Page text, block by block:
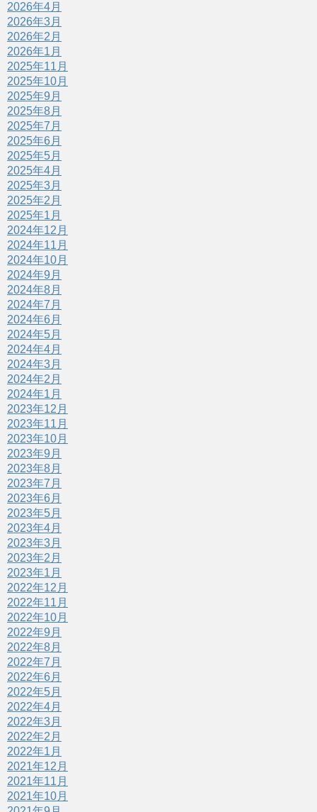
2026年4月
2026年3月
2026年2月
2026年1月
2025年11月
2025年10月
2025年9月
2025年8月
2025年7月
2025年6月
2025年5月
2025年4月
2025年3月
2025年2月
2025年1月
2024年12月
2024年11月
2024年10月
2024年9月
2024年8月
2024年7月
2024年6月
2024年5月
2024年4月
2024年3月
2024年2月
2024年1月
2023年12月
2023年11月
2023年10月
2023年9月
2023年8月
2023年7月
2023年6月
2023年5月
2023年4月
2023年3月
2023年2月
2023年1月
2022年12月
2022年11月
2022年10月
2022年9月
2022年8月
2022年7月
2022年6月
2022年5月
2022年4月
2022年3月
2022年2月
2022年1月
2021年12月
2021年11月
2021年10月